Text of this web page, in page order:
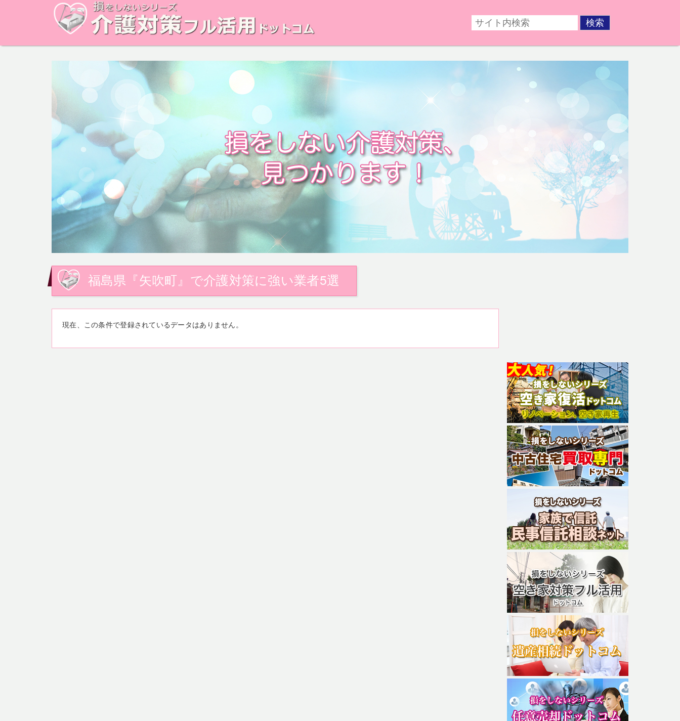
福島県『矢吹町』で介護対策に強い業者5選
現在、この条件で登録されているデータはありません。